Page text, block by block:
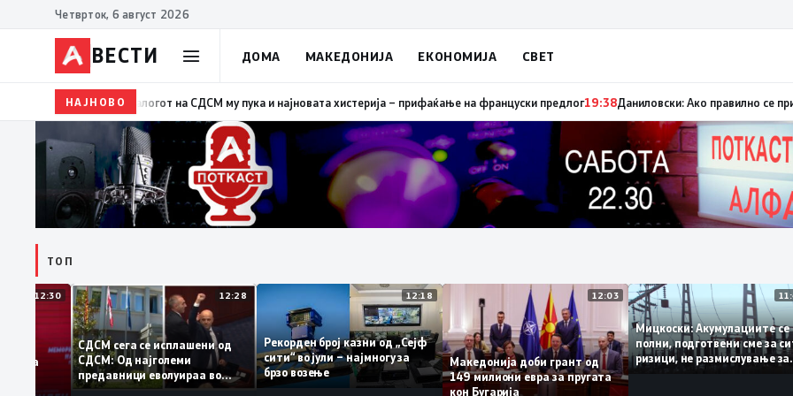
Четврток, 6 август 2026
ВЕСТИ ДОМА МАКЕДОНИЈА ЕКОНОМИЈА СВЕТ
НАЈНОВО19:39ВМРО-ДПМНЕ: Како што му пукна меурот од сапуница „мигранти за пари“, така на талогот на СДСМ му пука и
ТОП
12:30
на
12:28
СДСМ сега се исплашени од
СДСМ: Од најголеми
предавници еволуираа во
најголеми патриоти
12:18
Рекорден број казни од „Сејф
сити“ во јули – најмногу за
брзо возење
12:03
Македонија доби грант од
149 милиони евра за пругата
кон Бугарија
Мицкоски:
полни, подготвени сме
ризици, не
поскапување на струјата